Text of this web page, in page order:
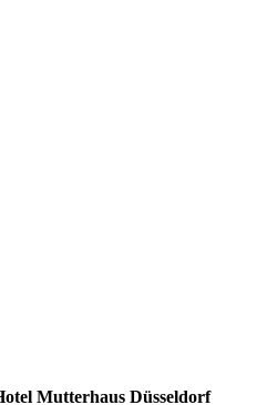
Mutterhaus Düsseldorf